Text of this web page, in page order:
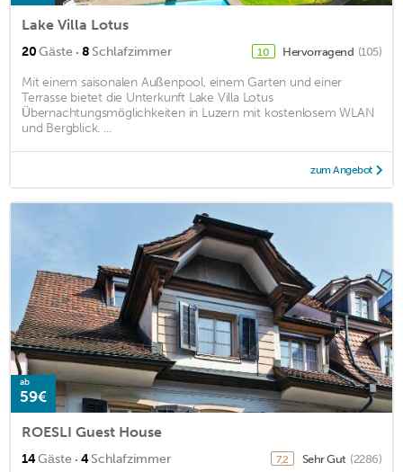
Lake Villa Lotus
20Gäste · 8 Schlafzimmer 10 Hervorragend (105)
Mit einem saisonalen Außenpool, einem Garten und einer
Terrasse bietet die Unterkunft Lake Villa Lotus
Übernachtungsmöglichkeiten in Luzern mit kostenlosem WLAN
und Bergblick. ...
zum Angebot
ab
59€
ROESLI Guest House
14Gäste · 4Schlafzimmer 7,2 Sehr Gut (2286)